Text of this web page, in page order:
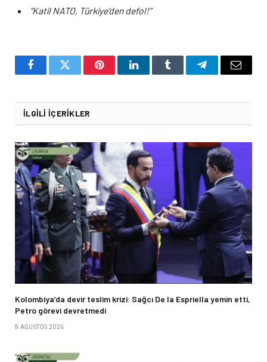
“Katil NATO, Türkiye’den defol!”
FacebookTwitter PinterestLinkedInTumblr TelegramEmail
İLGILI İÇERIKLER
Kolombiya’da devir teslim krizi: Sağcı De la Espriella yemin etti,
Petro görevi devretmedi
8 AĞUSTOS 2026